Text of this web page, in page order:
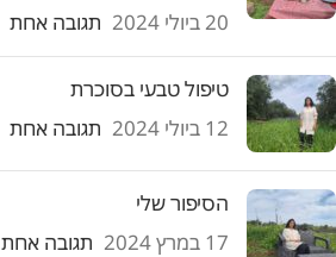
20 ביולי 2024
תגובה אחת
טיפול טבעי בסוכרת
12 ביולי 2024
תגובה אחת
הסיפור שלי
17 במרץ 2024
תגובה אחת